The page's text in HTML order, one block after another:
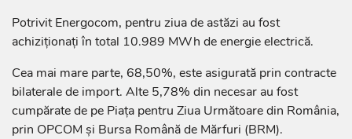
Potrivit Energocom, pentru ziua de astăzi au fost
achiziționați în total 10.989 MWh de energie electrică.
Cea mai mare parte, 68,50%, este asigurată prin contracte
bilaterale de import. Alte 5,78% din necesar au fost
cumpărate de pe Piața pentru Ziua Următoare din România,
prin OPCOM și Bursa Română de Mărfuri (BRM).